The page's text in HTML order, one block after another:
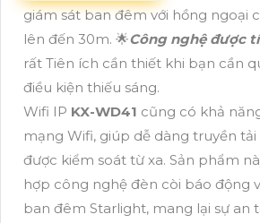
giám sát ban đêm với hồng ngoại
lên đến 30m. 🌟Công nghệ được
rất Tiên ích cần thiết khi bạn cần
điều kiện thiếu sáng.
Wifi IP KX-WD41 cũng có khả
mạng Wifi, giúp dễ dàng truyền tải
được kiểm soát từ xa. Sản phẩm
hợp công nghệ đèn còi báo động
ban đêm Starlight, mang lại sự an